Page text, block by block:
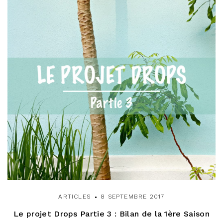
ARTICLES 8 SEPTEMBRE 2017
Le projet Drops Partie 3 : Bilan de la 1ère Saison